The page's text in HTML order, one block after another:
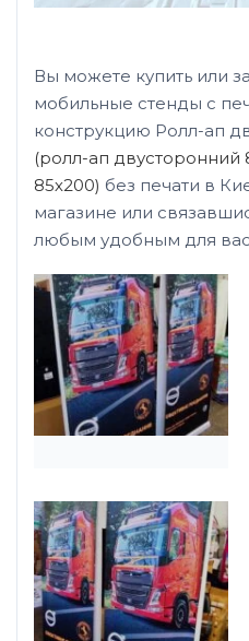
Вы можете купить или
мобильные стенды с
конструкцию Ролл-ап
(ролл-ап двусторонний
85х200) без печати в
магазине или
любым удобным для